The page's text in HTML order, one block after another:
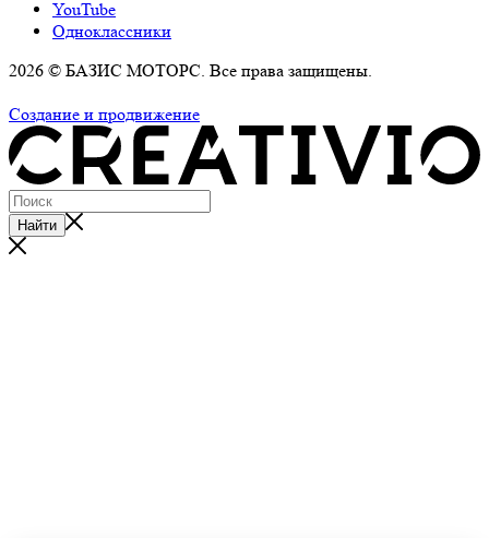
YouTube
Одноклассники
2026 © БАЗИС МОТОРС. Все права защищены.
Создание и продвижение
Найти